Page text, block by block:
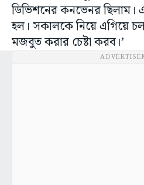
ডিভিশনের কনভেনর ছিলাম।
হল। সকালকে নিয়ে এগিয়ে
মজবুত করার চেষ্টা করব।’